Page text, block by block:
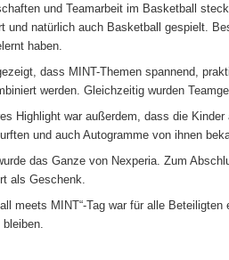
und Teamarbeit im Basketball
und natürlich auch Basketball gespielt.
haben.
dass MINT-Themen spannend,
werden. Gleichzeitig wurden
Highlight war außerdem, dass die
und auch Autogramme von ihnen
das Ganze von Nexperia. Zum
als Geschenk.
meets MINT“-Tag war für alle